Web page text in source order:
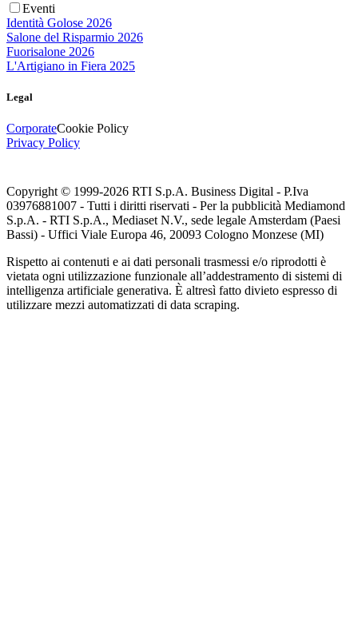
Eventi
Identità Golose 2026
Salone del Risparmio 2026
Fuorisalone 2026
L'Artigiano in Fiera 2025
Legal
CorporateCookie Policy
Privacy Policy
Copyright © 1999-2026 RTI S.p.A. Business Digital - P.Iva
03976881007 - Tutti i diritti riservati - Per la pubblicità Mediamond
S.p.A. - RTI S.p.A., Mediaset N.V., sede legale Amsterdam (Paesi
Bassi) - Uffici Viale Europa 46, 20093 Cologno Monzese (MI)
Rispetto ai contenuti e ai dati personali trasmessi e/o riprodotti è
vietata ogni utilizzazione funzionale all’addestramento di sistemi di
intelligenza artificiale generativa. È altresì fatto divieto espresso di
utilizzare mezzi automatizzati di data scraping.